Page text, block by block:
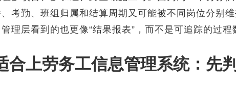
考勤、班组归属和结算周期又可能被不同岗位分别
理层看到的也更像“结果报表”，而不是可追踪的过程
合上劳务工信息管理系统：先